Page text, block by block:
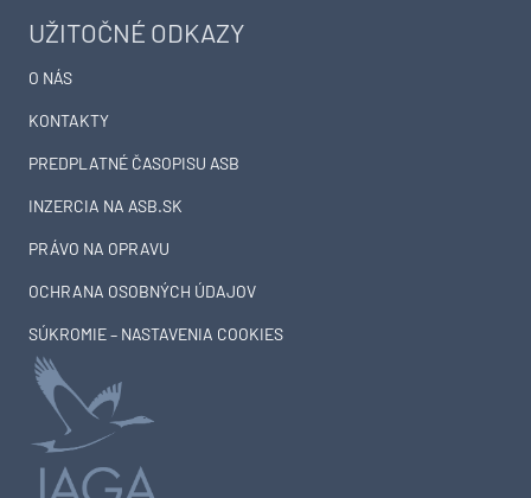
UŽITOČNÉ ODKAZY
O NÁS
KONTAKTY
PREDPLATNÉ ČASOPISU ASB
INZERCIA NA ASB.SK
PRÁVO NA OPRAVU
OCHRANA OSOBNÝCH ÚDAJOV
SÚKROMIE – NASTAVENIA COOKIES